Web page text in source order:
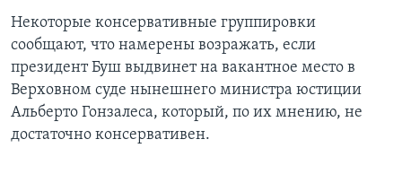
Некоторые консервативные группировки
сообщают, что намерены возражать, если
президент Буш выдвинет на вакантное место в
Верховном суде нынешнего министра юстиции
Альберто Гонзалеса, который, по их мнению, не
достаточно консервативен.